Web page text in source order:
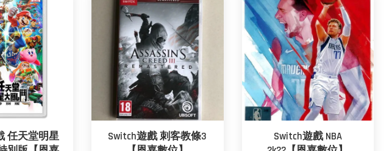
任天堂明星
Switch遊戲 刺客教條3
Switch遊戲 NBA